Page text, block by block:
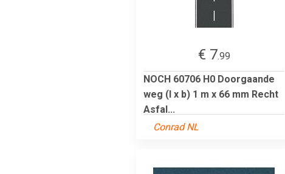
€ 7.99
NOCH 60706 H0 Doorgaande
weg (l x b) 1 m x 66 mm Recht
Asfal...
Conrad NL